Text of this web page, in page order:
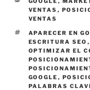
VENTAS ,
VENTAS
ETIQUETAS
APARECER EN
ESCRITURA SEO ,
OPTIMIZAR EL
GOOGLE ,
PALABRAS